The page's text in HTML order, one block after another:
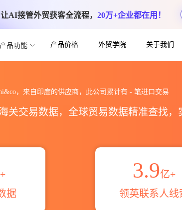
AI接管外贸获客全流程， 20万+企业都在用！
产品功能 产品价格 外贸学院 关于我们
，来自印度的供应商，此公司累计有 -笔进口交易
关交易数据，全球贸易数据精准查找
据
3.9亿+
领英联系人线